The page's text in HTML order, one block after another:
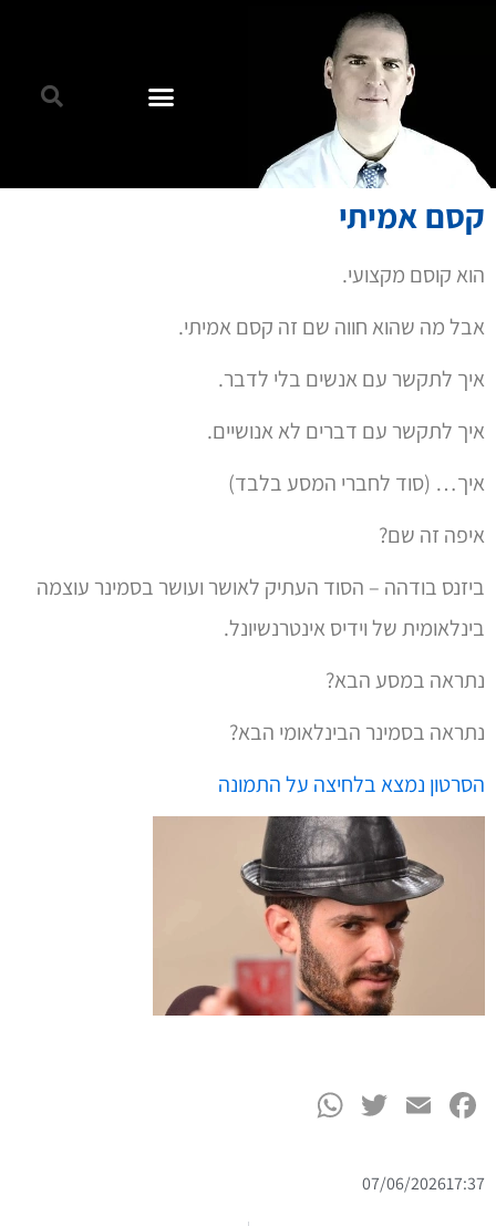
קסם אמיתי
הוא קוסם מקצועי.
אבל מה שהוא חווה שם זה קסם אמיתי.
איך לתקשר עם אנשים בלי לדבר.
איך לתקשר עם דברים לא אנושיים.
איך… (סוד לחברי המסע בלבד)
איפה זה שם?
ביזנס בודהה – הסוד העתיק לאושר ועושר בסמינר עוצמה
בינלאומית של וידיס אינטרנשיונל.
נתראה במסע הבא?
נתראה בסמינר הבינלאומי הבא?
הסרטון נמצא בלחיצה על התמונה
Facebook
Email
Twitter
17:37
07/06/2026